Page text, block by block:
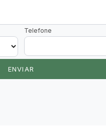
Telefone
ENVIAR